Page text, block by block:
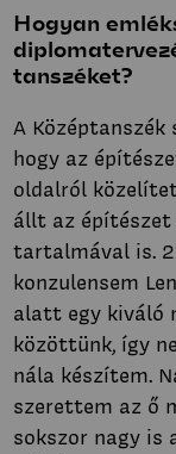
Projektek
Hallgatói
Publikációk
Hogyan
tanszéket?
A Középtanszék
hogy az
oldalról
állt az
tartalmával is.
konzulensem
alatt egy kiváló
közöttünk, így
nála készítem.
szerettem az ő
sokszor nagy is